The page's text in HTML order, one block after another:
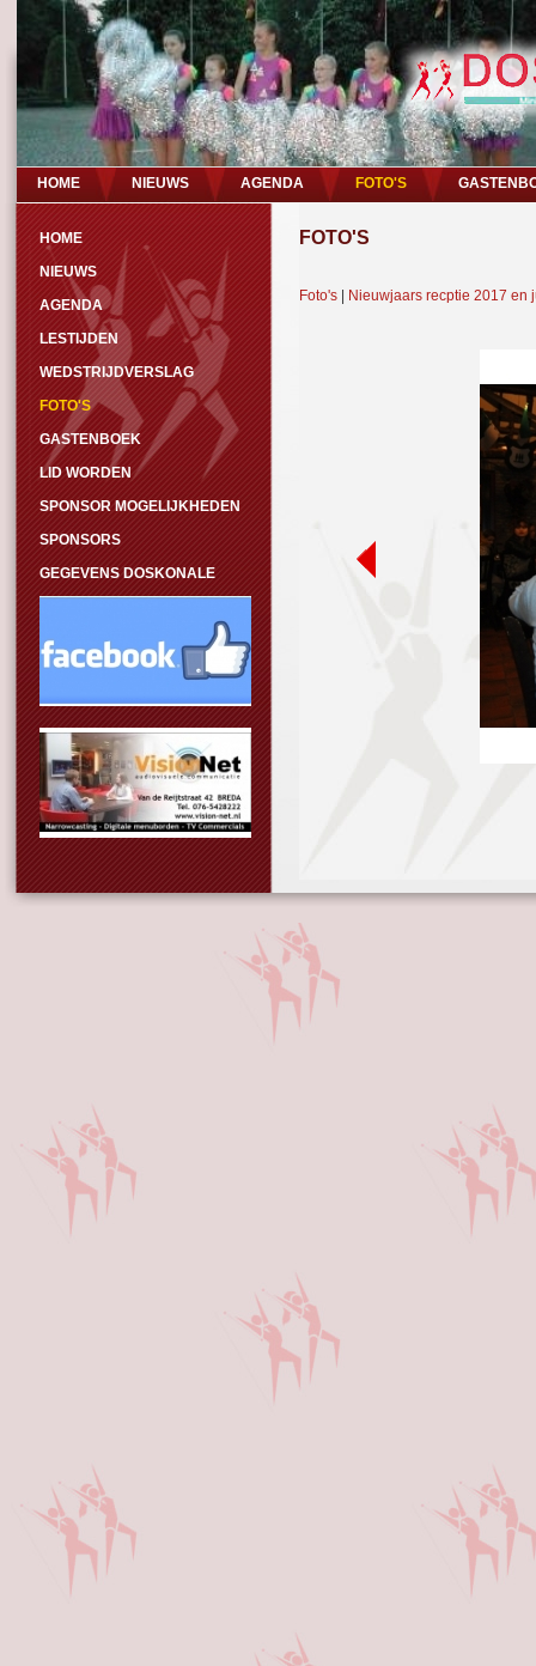
HOME NIEUWS AGENDA FOTO'S
HOME
NIEUWS
AGENDA
LESTIJDEN
WEDSTRIJDVERSLAG
FOTO'S
GASTENBOEK
LID WORDEN
SPONSOR MOGELIJKHEDEN
SPONSORS
GEGEVENS DOSKONALE
FOTO'S
Foto's Nieuwjaars recptie 2017 en